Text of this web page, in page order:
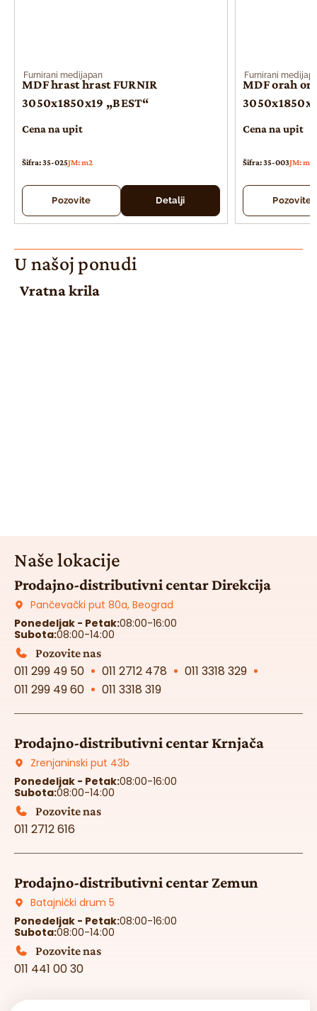
Furnirani medijapan
MDF hrast hrast FURNIR
3050x1850x19 „BEST“
Cena na upit
Šifra: 35-025JM: m2
Pozovite Detalji
Furnirani
MDF orah
Cena na upit
Šifra: 35-003JM: m2
Pozovite
U našoj ponudi
Vratna krila
Naše lokacije
Prodajno-distributivni centar Direkcija
Pančevački put 80a, Beograd
Ponedeljak - Petak:08:00-16:00
Subota:08:00-14:00
Pozovite nas
011 299 49 50 011 2712 478
011 3318 329
011 299 49 60
011 3318 319
Prodajno-distributivni centar Krnjača
Zrenjaninski put 43b
Ponedeljak - Petak:08:00-16:00
Subota:08:00-14:00
Pozovite nas
011 2712 616
Prodajno-distributivni centar Zemun
Batajnički drum 5
Ponedeljak - Petak:08:00-16:00
Subota:08:00-14:00
Pozovite nas
011 441 00 30